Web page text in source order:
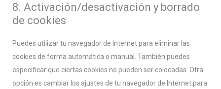
8. Activación/desactivación y borrado
de cookies
Puedes utilizar tu navegador de Internet para eliminar las
cookies de forma automática o manual. También puedes
especificar que ciertas cookies no pueden ser colocadas. Otra
opción es cambiar los ajustes de tu navegador de Internet para